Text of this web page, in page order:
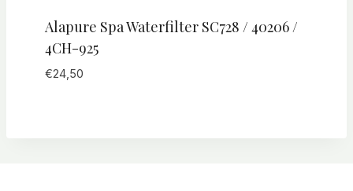
Alapure Spa Waterfilter SC728 / 40206 /
4CH-925
€24,50